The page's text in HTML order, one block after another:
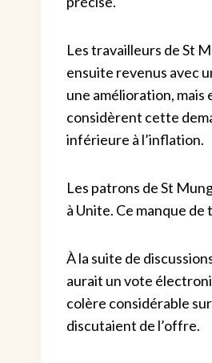
Les travailleurs de St
ensuite revenus avec
une amélioration, mais
considèrent cette
inférieure à l’inflation.
Les patrons de St
à Unite. Ce manque
À la suite de
aurait un vote
colère considérable
discutaient de l’offre.